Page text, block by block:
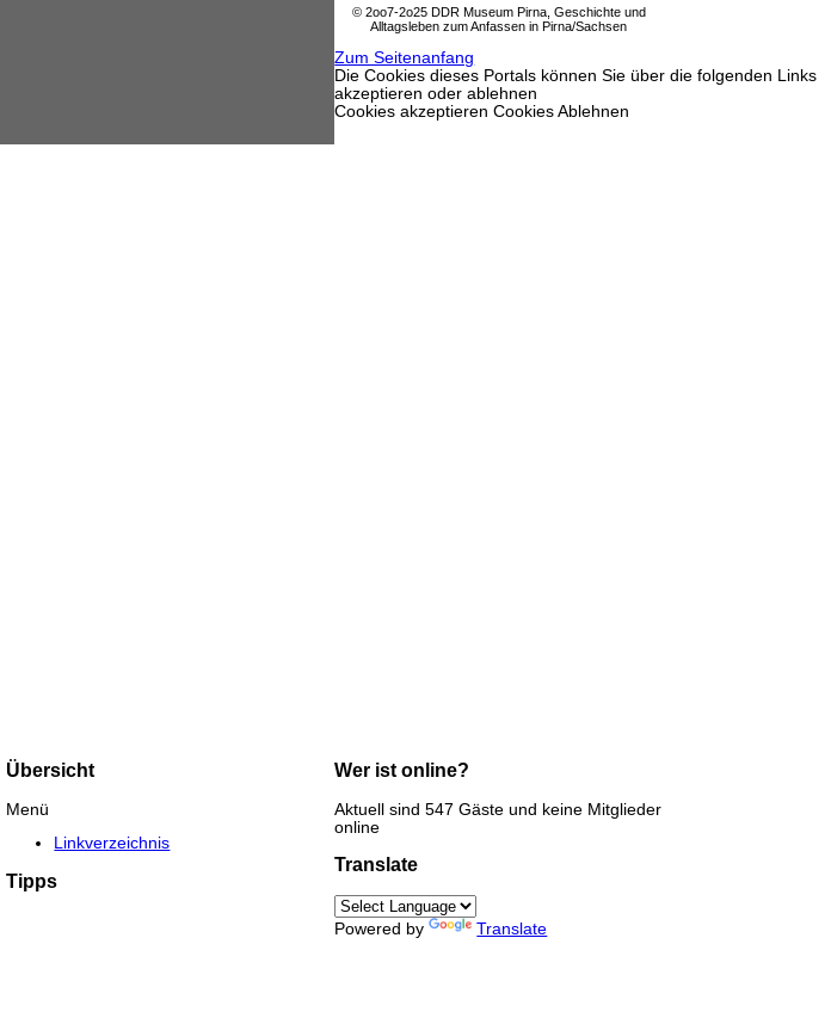
Übersicht
Menü
Linkverzeichnis
Tipps
Wer ist online?
Aktuell sind 547 Gäste und keine Mitglieder
online
Translate
Powered by Translate
© 2oo7-2o25 DDR Museum Pirna, Geschichte und
Alltagsleben zum Anfassen in Pirna/Sachsen
Zum Seitenanfang
Die Cookies dieses Portals können Sie über die folgenden Links
akzeptieren oder ablehnen
Cookies akzeptieren Cookies Ablehnen